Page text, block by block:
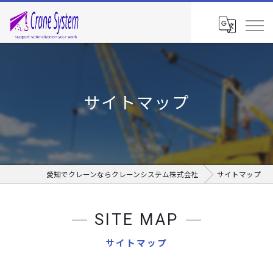
サイトマップ
愛知でクレーンならクレーンシステム株式会社 サイトマップ
サイトマップ
SITE MAP